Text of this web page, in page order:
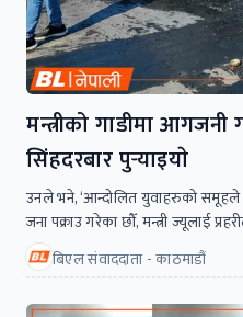
मन्त्रीको गाडीमा आगजनी
सिंहदरबार पुर्‍याइयाे
उनले भने, ‘आन्दोलित युवाहरुको समूहले
जना पक्राउ गरेका छौँ, मन्त्री ज्यूलाई
बिएल संवाददाता - काठमाडौं